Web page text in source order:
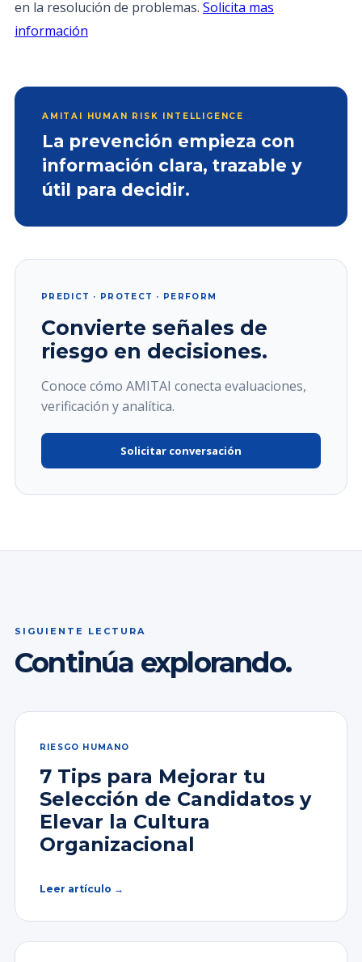
en la resolución de problemas. Solicita mas
información
AMITAI HUMAN RISK INTELLIGENCE
La prevención empieza con
información clara, trazable y
útil para decidir.
PREDICT · PROTECT · PERFORM
Convierte señales de
riesgo en decisiones.
Conoce cómo AMITAI conecta evaluaciones,
verificación y analítica.
Solicitar conversación
SIGUIENTE LECTURA
Continúa explorando.
RIESGO HUMANO
7 Tips para Mejorar tu
Selección de Candidatos y
Elevar la Cultura
Organizacional
Leer artículo →